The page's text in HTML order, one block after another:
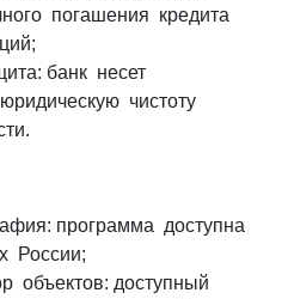
погашения кредита
банк несет
чистоту
программа доступна
России;
объектов: доступный